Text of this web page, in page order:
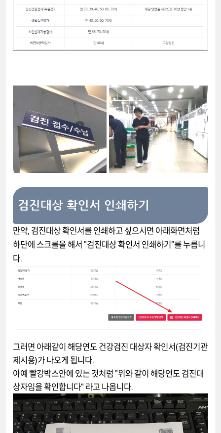
검진대상 확인서 인쇄하기
만약, 검진대상 확인서를 인쇄하고 싶으시면 아래화면처럼
하단에 스크롤을 해서 "검진대상 확인서 인쇄하기"를 누릅니
다.
그러면 아래같이 해당연도 건강검진 대상자 확인서(검진기관
제시용)가 나오게 됩니다.
아예 빨강박스안에 있는 것처럼 "위와 같이 해당연도 검진대
상자임을 확인합니다" 라고 나옵니다.